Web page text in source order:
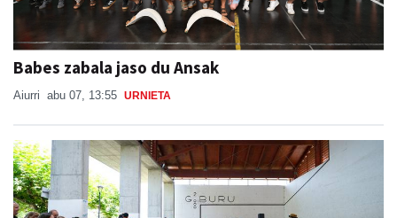
Babes zabala jaso du Ansak
Aiurri abu 07, 13:55 URNIETA